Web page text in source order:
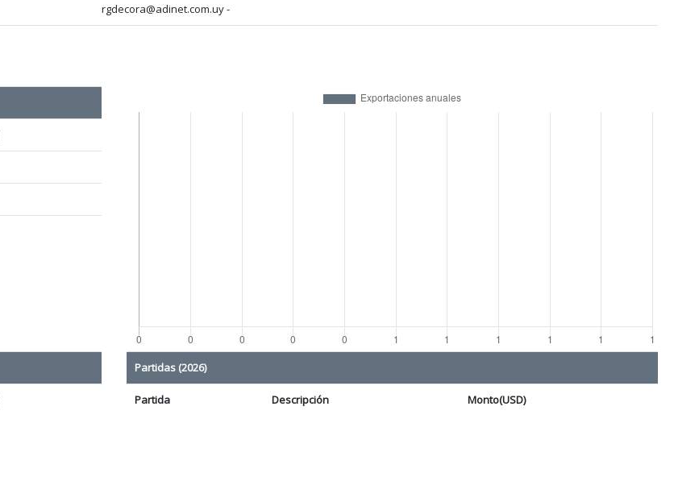
rgdecora@adinet.com.uy -
Partidas (2026)
Partida Descripción Monto(USD)